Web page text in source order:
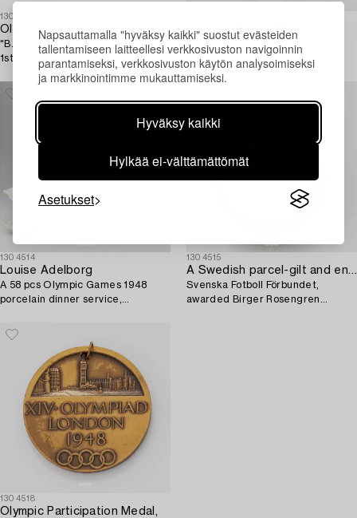
Napsauttamalla "hyväksy kaikki" suostut evästeiden
tallentamiseen laitteellesi verkkosivuston navigoinnin
parantamiseksi, verkkosivuston käytön analysoimiseksi
ja markkinointimme mukauttamiseksi.
Hyväksy kaikki
Hylkää ei-välttämättömät
Asetukset
1304517
"B.E. Rosengren Sweden Football
1st".
Olympic Winner Medal,
London 1948, gilt silver, John
Pinches Ltd.
1304514
Louise Adelborg
A 58 pcs Olympic Games 1948
porcelain dinner service,
1304515
A Swedish parcel-gilt and enamel pin,
Svenska Fotboll Förbundet,
awarded Birger Rosengren
1304518
Olympic Participation Medal,